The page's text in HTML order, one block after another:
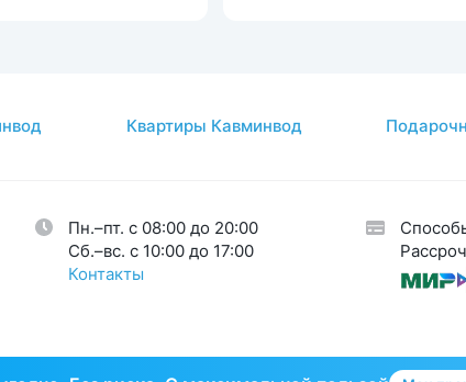
26
гинекология 1
Квартиры Кавминвод
Пн.–пт. с 08:00 до 20:00
Cб.–вс. с 10:00 до 17:00
Контакты